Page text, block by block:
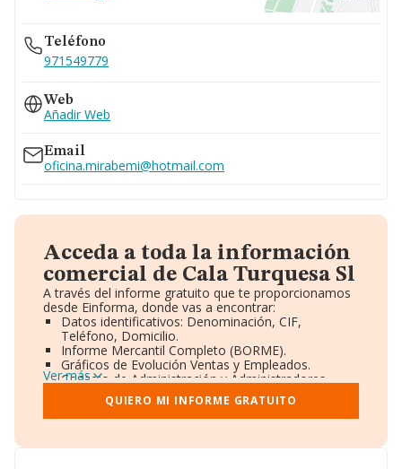
Teléfono
971549779
Web
Añadir Web
Email
oficina.mirabemi@hotmail.com
Acceda a toda la información
comercial de Cala Turquesa Sl
A través del informe gratuito que te proporcionamos
desde Einforma, donde vas a encontrar:
Datos identificativos: Denominación, CIF,
Teléfono, Domicilio.
Informe Mercantil Completo (BORME).
Gráficos de Evolución Ventas y Empleados.
Consejo de Administración y Administradores.
Directivos y Ejecutivos.
Accionistas.
Participaciones y Vinculaciones en otras empresas.
Información oficial y registral complementaria.
Ver más
QUIERO MI INFORME GRATUITO